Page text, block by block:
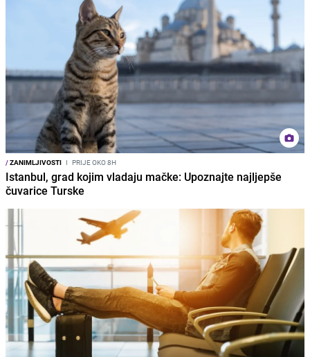
/ZANIMLJIVOSTI I PRIJE OKO 8H
Istanbul, grad kojim vladaju mačke: Upoznajte najljepše
čuvarice Turske